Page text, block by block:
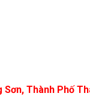
Thành Phố